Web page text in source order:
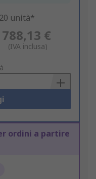
unità*
788,13 €
(IVA inclusa)
ordini a partire